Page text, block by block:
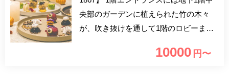
央部のガーデンに植えられた竹の木々
が、吹き抜けを通して1階のロビーまで
張りの天窓となっていますので、自然光
10000 円〜